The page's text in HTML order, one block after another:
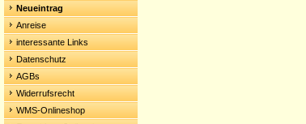
Neueintrag
Anreise
interessante Links
Datenschutz
AGBs
Widerrufsrecht
WMS-Onlineshop